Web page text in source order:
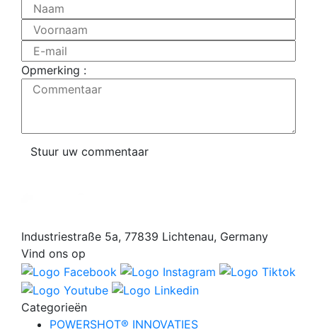
Naam
Voornaam
E-mail
Opmerking :
Commentaar
Stuur uw commentaar
Industriestraße 5a, 77839 Lichtenau, Germany
Vind ons op
Categorieën
POWERSHOT® INNOVATIES